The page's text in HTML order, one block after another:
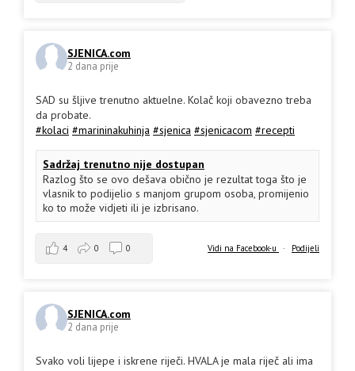
SJENICA.com
2 dana prije
SAD su šljive trenutno aktuelne. Kolač koji obavezno treba
da probate.
#kolaci #marininakuhinja #sjenica #sjenicacom #recepti
Sadržaj trenutno nije dostupan
Razlog što se ovo dešava obično je rezultat toga što je
vlasnik to podijelio s manjom grupom osoba, promijenio
ko to može vidjeti ili je izbrisano.
Vidi na Facebook-u · Podijeli
4 0 0
SJENICA.com
2 dana prije
Svako voli lijepe i iskrene riječi. HVALA je mala riječ ali ima